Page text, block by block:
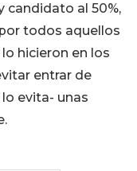
candidato al 50%,
todos aquellos
hicieron en los
entrar de
evita- unas